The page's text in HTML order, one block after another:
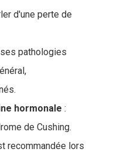
d'une perte de
pathologies
hormonale :
de Cushing.
recommandée lors